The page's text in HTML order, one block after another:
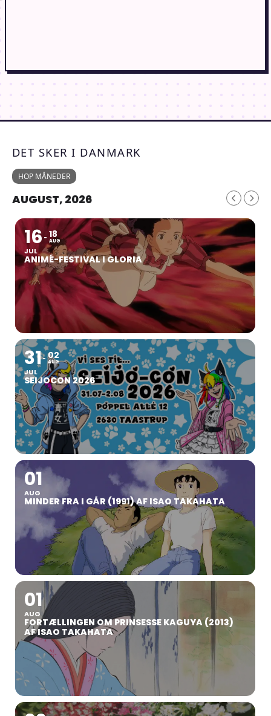
DET SKER I DANMARK
HOP MÅNEDER
AUGUST, 2026
16
JUL
18
AUG
ANIMÉ-FESTIVAL I GLORIA
31
JUL
02
AUG
SEIJOCON 2026
01
AUG
MINDER FRA I GÅR (1991) AF ISAO TAKAHATA
01
AUG
FORTÆLLINGEN OM PRINSESSE KAGUYA (2013)
AF ISAO TAKAHATA